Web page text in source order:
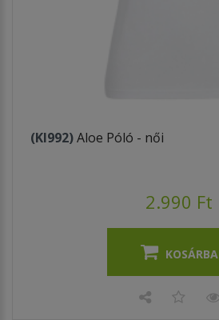
(KI992)Aloe Póló - női
2.990 Ft
KOSÁRBA